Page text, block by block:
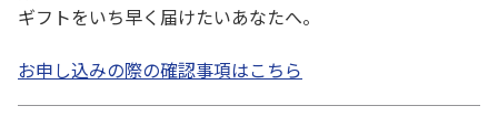
ギフトをいち早く届けたいあなたへ。
お申し込みの際の確認事項はこちら